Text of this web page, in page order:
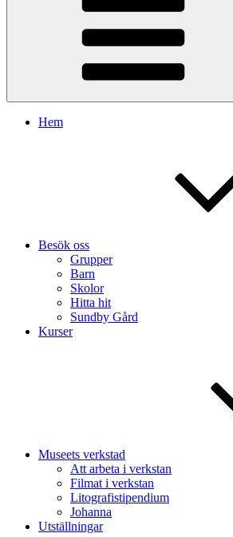
Hem
Besök oss
Grupper
Barn
Skolor
Hitta hit
Sundby Gård
Kurser
Museets verkstad
Att arbeta i verkstan
Filmat i verkstan
Litografistipendium
Johanna
Utställningar